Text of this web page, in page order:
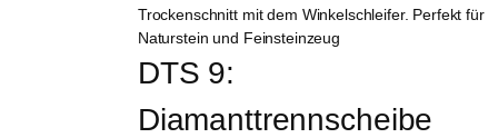
DTS 9:
Diamanttrennscheibe